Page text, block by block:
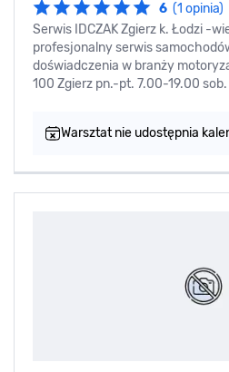
6 (1 opinia)
Serwis IDCZAK Zgierz k. Łodzi -
profesjonalny serwis
doświadczenia w branży
100 Zgierz pn.-pt. 7.00-19.00
Warsztat nie udostępnia